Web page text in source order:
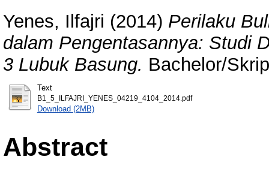
Yenes, Ilfajri (2014) Perilaku
dalam Pengentasannya: Studi
3 Lubuk Basung. Bachelor/
Text
B1_5_ILFAJRI_YENES_04219_4104_2014.pdf
Download (2MB)
Abstract